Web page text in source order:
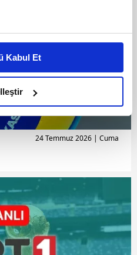
sizlere özel
Bunu yaparken
reklam deneyimi sunmak
sunabilmek adına
ve bu noktada,
noktasında tek gelir
isteriz.
reklamlar
için İnternet
kişilere ait çerezler
vasıtasıyla çeşitli kişisel
Kabul Et
24 Temmuz 2026 | Cuma